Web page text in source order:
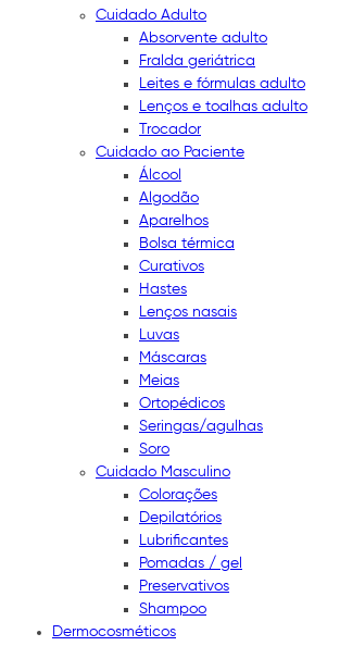
Cuidado Adulto
Absorvente adulto
Fralda geriátrica
Leites e fórmulas adulto
Lenços e toalhas adulto
Trocador
Cuidado ao Paciente
Álcool
Algodão
Aparelhos
Bolsa térmica
Curativos
Hastes
Lenços nasais
Luvas
Máscaras
Meias
Ortopédicos
Seringas/agulhas
Soro
Cuidado Masculino
Colorações
Depilatórios
Lubrificantes
Pomadas / gel
Preservativos
Shampoo
Dermocosméticos